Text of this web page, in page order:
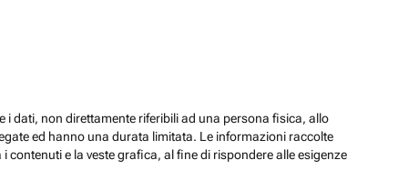
i dati, non direttamente riferibili ad una persona fisica, allo
ed hanno una durata limitata. Le informazioni raccolte
e la veste grafica, al fine di rispondere alle esigenze